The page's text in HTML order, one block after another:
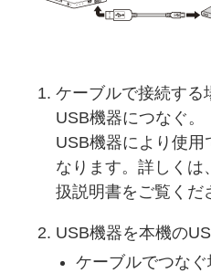
ケーブルで接続する
USB機器につなぐ。
USB機器により使
なります。詳しくは
扱説明書をご覧くだ
USB機器を本機の
ケーブルでつなぐ